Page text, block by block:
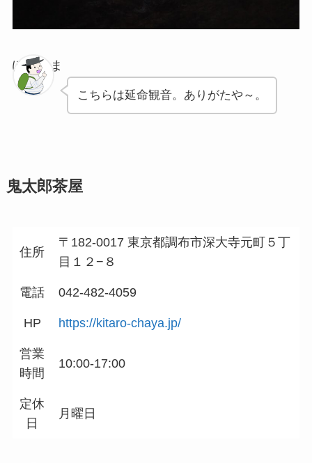
ぽちゃま
こちらは延命観音。ありがたや～。
鬼太郎茶屋
住所
〒182-0017 東京都調布市深大寺元町５丁
目１２−８
電話 042-482-4059
HP https://kitaro-chaya.jp/
営業
時間
10:00-17:00
定休
日
月曜日